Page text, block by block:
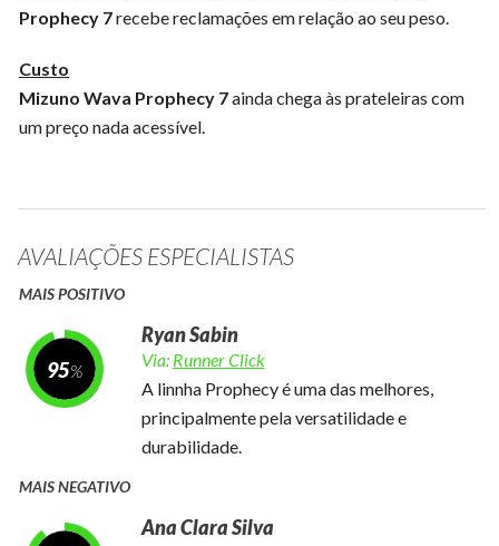
Prophecy 7recebe reclamações em relação ao seu peso.
Custo
Mizuno Wava Prophecy 7ainda chega às prateleiras com
um preço nada acessível.
AVALIAÇÕES ESPECIALISTAS
MAIS POSITIVO
95
Ryan Sabin
Via: Runner Click
A linnha Prophecy é uma das melhores,
principalmente pela versatilidade e
durabilidade.
MAIS NEGATIVO
Ana Clara Silva